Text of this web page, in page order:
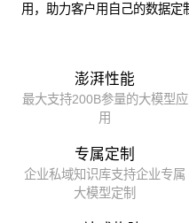
用，助力客户用自己的数据定
澎湃性能
最大支持200B参量的大模型应
用
专属定制
企业私域知识库支持企业专属
大模型定制